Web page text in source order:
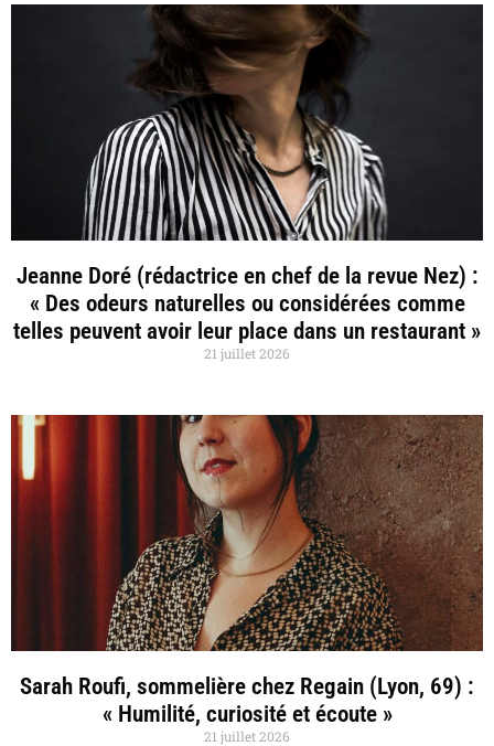
Jeanne Doré (rédactrice en chef de la revue Nez) :
« Des odeurs naturelles ou considérées comme
telles peuvent avoir leur place dans un restaurant »
21 juillet 2026
Sarah Roufi, sommelière chez Regain (Lyon, 69) :
« Humilité, curiosité et écoute »
21 juillet 2026